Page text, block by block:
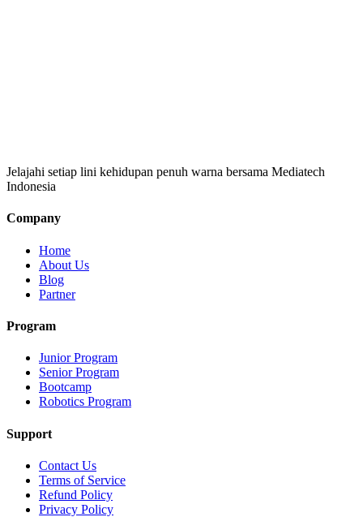
Jelajahi setiap lini kehidupan penuh warna bersama Mediatech
Indonesia
Company
Home
About Us
Blog
Partner
Program
Junior Program
Senior Program
Bootcamp
Robotics Program
Support
Contact Us
Terms of Service
Refund Policy
Privacy Policy